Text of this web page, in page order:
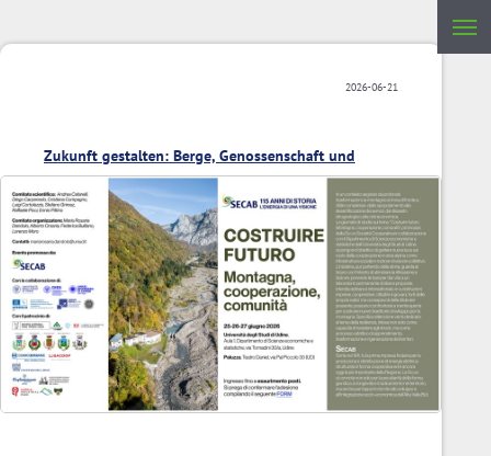
2026-06-21
Zukunft gestalten: Berge, Genossenschaft und
Gemeinschaft